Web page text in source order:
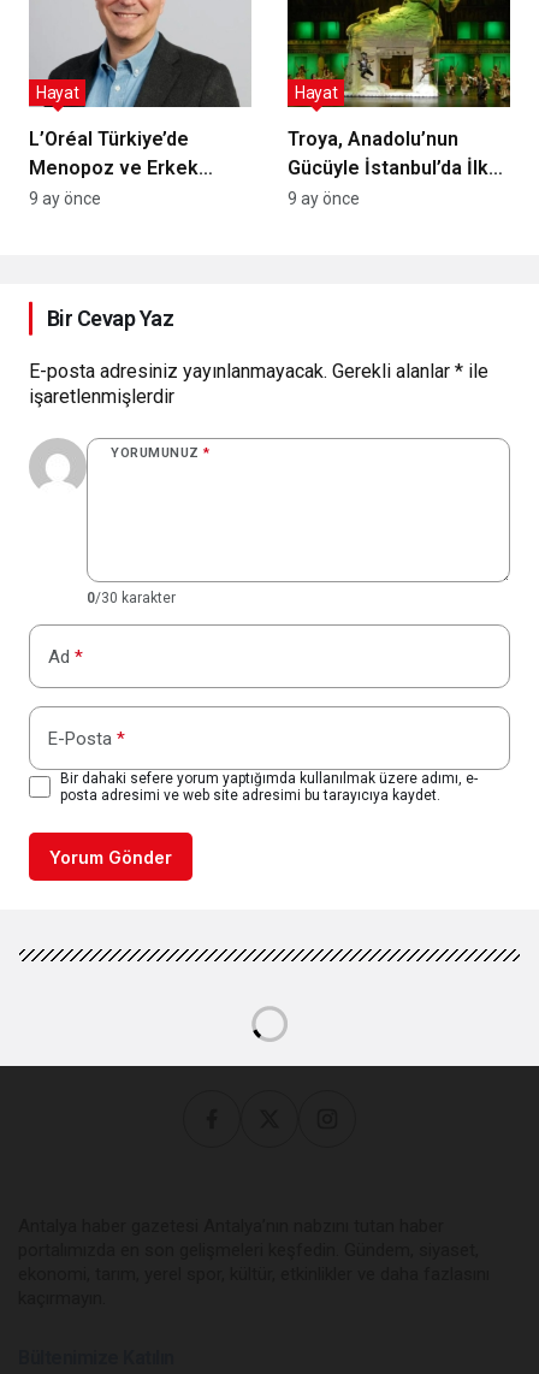
Detaylar
L’Oréal Türkiye’de
Menopoz ve Erkek
Sağlığı İçin Duyarlılık ve
Hayat
9 ay önce
Troya, Anadolu’nun
Gücüyle İstanbul’da İlk
Performansını Sakin ve
Hayat
9 ay önce
Bir Cevap Yaz
E-posta adresiniz yayınlanmayacak. Gerekli alanlar * ile
işaretlenmişlerdir
YORUMUNUZ *
0/30 karakter
Ad *
E-Posta *
Bir dahaki sefere yorum yaptığımda kullanılmak üzere adımı, e-
posta adresimi ve web site adresimi bu tarayıcıya kaydet.
Yorum Gönder